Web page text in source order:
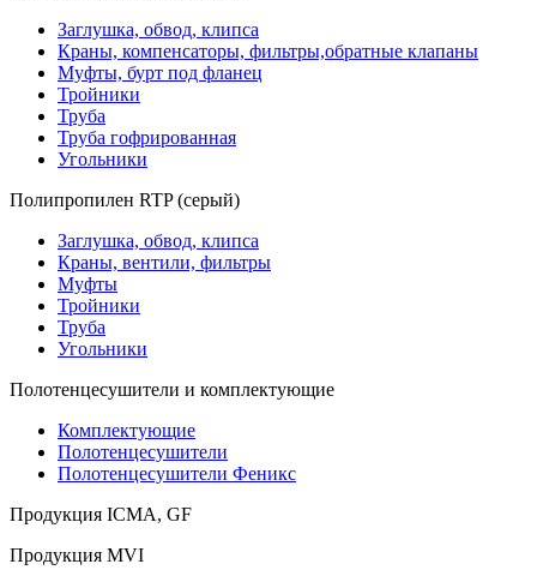
Заглушка, обвод, клипса
Краны, компенсаторы, фильтры,обратные клапаны
Муфты, бурт под фланец
Тройники
Труба
Труба гофрированная
Угольники
Полипропилен RTP (серый)
Заглушка, обвод, клипса
Краны, вентили, фильтры
Муфты
Тройники
Труба
Угольники
Полотенцесушители и комплектующие
Комплектующие
Полотенцесушители
Полотенцесушители Феникс
Продукция ICMA, GF
Продукция MVI